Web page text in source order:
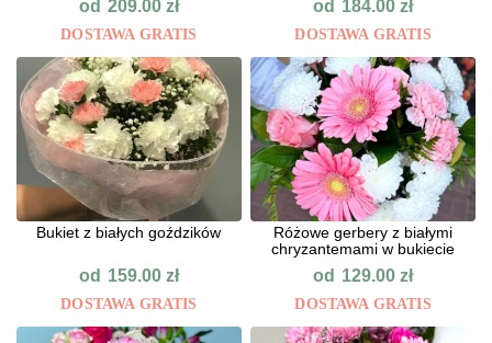
od 209.00 zł
DOSTAWA GRATIS
od 184.00zł
DOSTAWA GRATIS
Bukiet z białych goździków
od 159.00 zł
DOSTAWA GRATIS
Różowe gerbery z białymi
chryzantemami w bukiecie
od 129.00zł
DOSTAWA GRATIS